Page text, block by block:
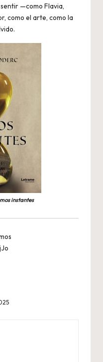
—como Flavia,
como el arte, como la
instantes